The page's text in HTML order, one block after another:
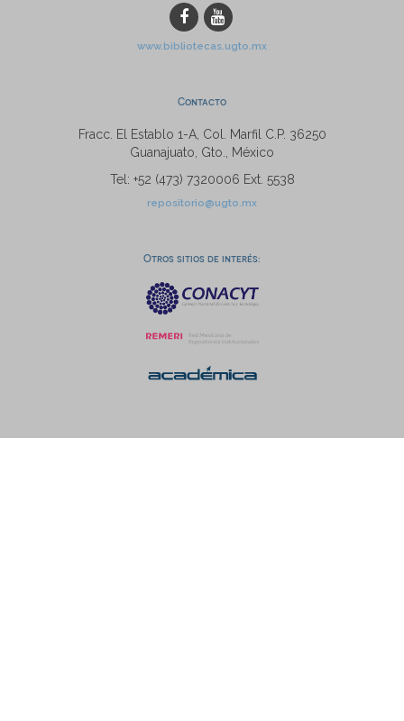
www.bibliotecas.ugto.mx
Contacto
Fracc. El Establo 1-A, Col. Marfil C.P. 36250
Guanajuato, Gto., México
Tel: +52 (473) 7320006 Ext. 5538
repositorio@ugto.mx
Otros sitios de interés: